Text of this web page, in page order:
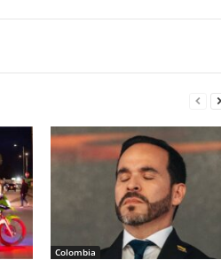
Colombia